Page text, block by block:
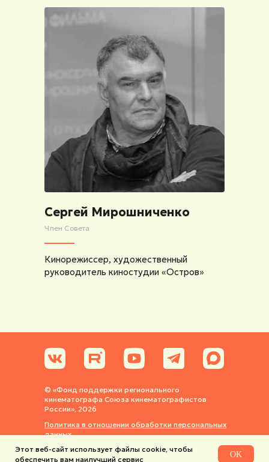
Сергей Мирошниченко
Член Совета
Кинорежиссер, художественный
руководитель киностудии «Остров»
© «Фонд поддержки регионального
кинематографа Союза кинематографистов
России», 2026
Политика в отношении обработки персональных
данных
Политика использования cookie-файлов
Этот веб-сайт использует файлы cookie, чтобы
обеспечить вам наилучший сервис
OK